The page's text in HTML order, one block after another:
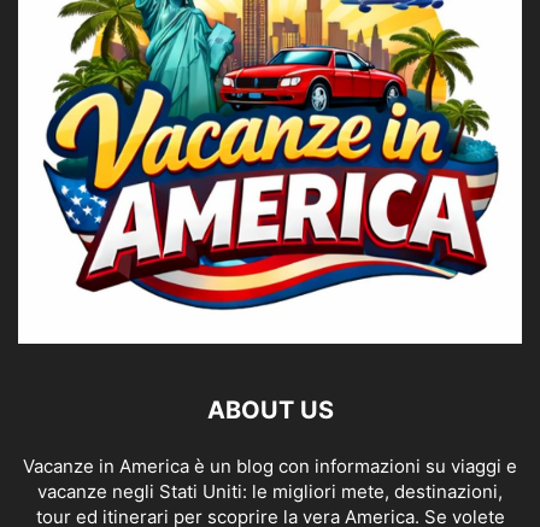
ABOUT US
Vacanze in America è un blog con informazioni su viaggi e
vacanze negli Stati Uniti: le migliori mete, destinazioni,
tour ed itinerari per scoprire la vera America. Se volete